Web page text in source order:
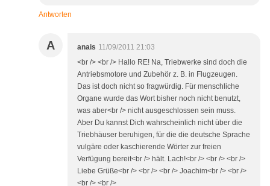
Antworten
A anais 11/09/2011 21:03
<br /> <br /> Hallo RE! Na, Triebwerke sind doch die
Antriebsmotore und Zubehör z. B. in Flugzeugen.
Das ist doch nicht so fragwürdig. Für menschliche
Organe wurde das Wort bisher noch nicht benutzt,
was aber<br /> nicht ausgeschlossen sein muss.
Aber Du kannst Dich wahrscheinlich nicht über die
Triebhäuser beruhigen, für die die deutsche Sprache
vulgäre oder kaschierende Wörter zur freien
Verfügung bereit<br /> hält. Lach!<br /> <br /> <br />
Liebe Grüße<br /> <br /> <br /> Joachim<br /> <br />
<br /> <br />